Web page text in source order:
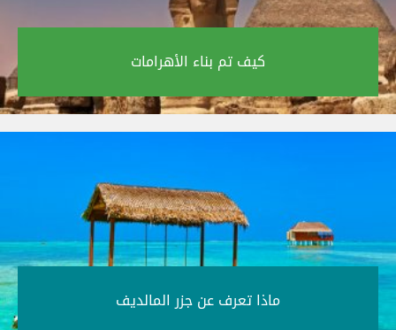
كيف تم بناء الأهرامات‎
ماذا تعرف عن جزر المالديف‎